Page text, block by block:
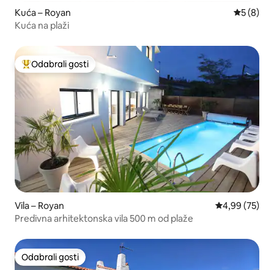
Kuća – Royan
5 (8)
Kuća na plaži
Među najviše rangiranima s oznakom „Odabrali gosti”
Odabrali gosti
Vila – Royan Prosječna
4,99 (75)
Predivna arhitektonska vila 500 m od plaže
Odabrali gosti
Odabrali gosti